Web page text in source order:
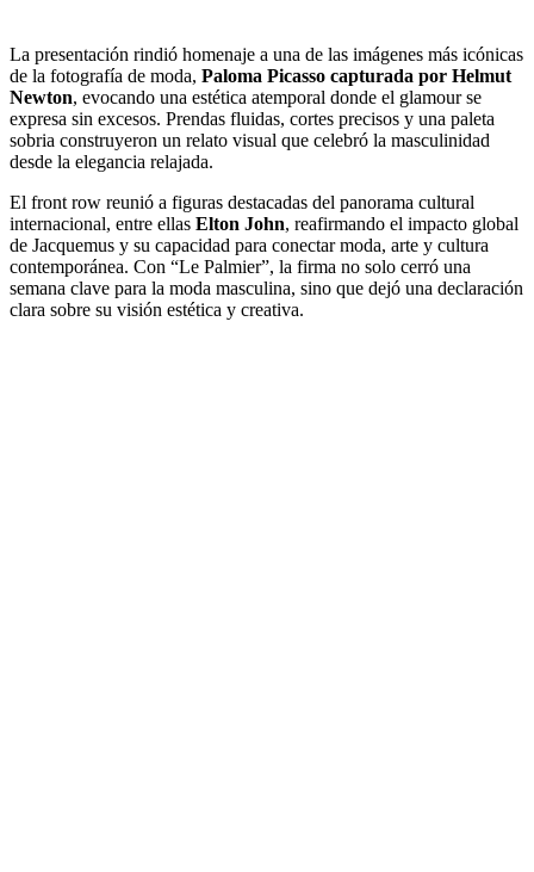
La presentación rindió homenaje a una de las imágenes más icónicas
de la fotografía de moda, Paloma Picasso capturada por Helmut
Newton, evocando una estética atemporal donde el glamour se
expresa sin excesos. Prendas fluidas, cortes precisos y una paleta
sobria construyeron un relato visual que celebró la masculinidad
desde la elegancia relajada.
El front row reunió a figuras destacadas del panorama cultural
internacional, entre ellas Elton John, reafirmando el impacto global
de Jacquemus y su capacidad para conectar moda, arte y cultura
contemporánea. Con “Le Palmier”, la firma no solo cerró una
semana clave para la moda masculina, sino que dejó una declaración
clara sobre su visión estética y creativa.